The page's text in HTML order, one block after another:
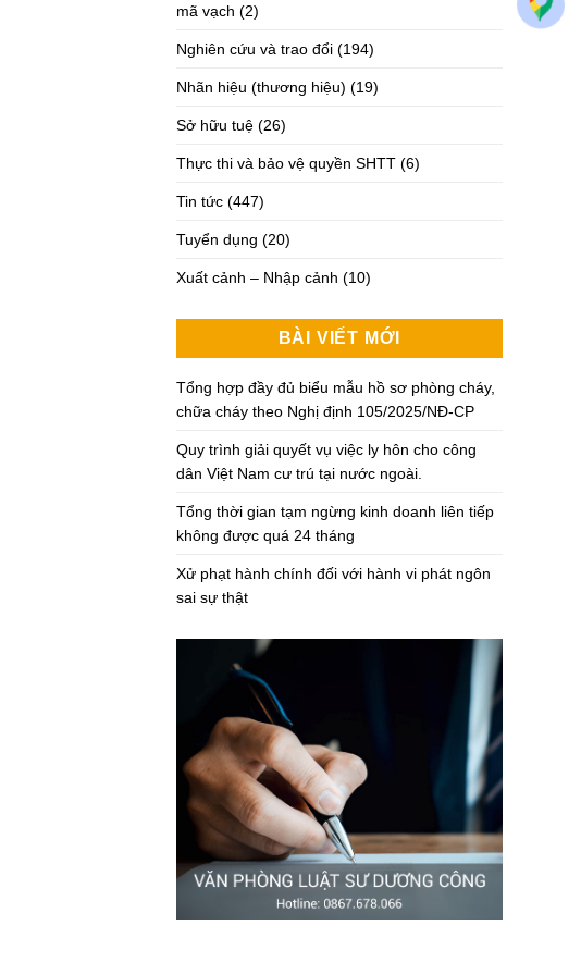
mã vạch (2)
Nghiên cứu và trao đổi (194)
Nhãn hiệu (thương hiệu) (19)
Sở hữu tuệ (26)
Thực thi và bảo vệ quyền SHTT (6)
Tin tức (447)
Tuyển dụng (20)
Xuất cảnh – Nhập cảnh (10)
BÀI VIẾT MỚI
Tổng hợp đầy đủ biểu mẫu hồ sơ phòng cháy,
chữa cháy theo Nghị định 105/2025/NĐ-CP
Quy trình giải quyết vụ việc ly hôn cho công
dân Việt Nam cư trú tại nước ngoài.
Tổng thời gian tạm ngừng kinh doanh liên tiếp
không được quá 24 tháng
Xử phạt hành chính đối với hành vi phát ngôn
sai sự thật